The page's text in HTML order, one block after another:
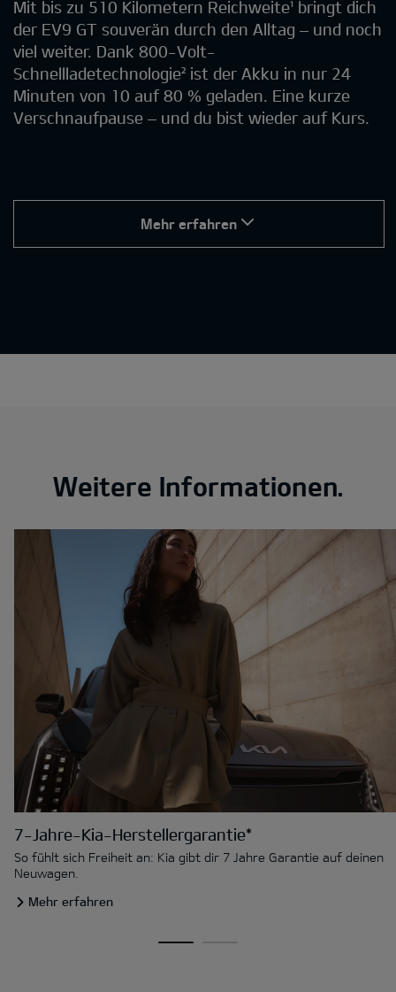
Mit bis zu 510 Kilometern Reichweite¹ bringt dich
der EV9 GT souverän durch den Alltag – und noch
viel weiter. Dank 800-Volt-
Schnellladetechnologie² ist der Akku in nur 24
Minuten von 10 auf 80 % geladen. Eine kurze
Verschnaufpause – und du bist wieder auf Kurs.
Mehr erfahren
Weitere Informationen.
7-Jahre-Kia-Herstellergarantie*
So fühlt sich Freiheit an: Kia gibt dir 7 Jahre Garantie auf deinen
Neuwagen.
Mehr erfahren